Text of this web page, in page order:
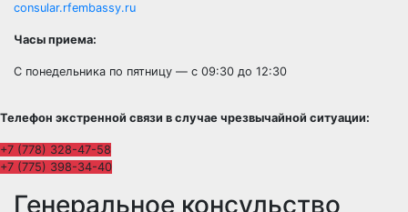
consular.rfembassy.ru
Часы приема:
С понедельника по пятницу — с 09:30 до 12:30
Телефон экстренной связи в случае чрезвычайной ситуации:
+7 (778) 328-47-58
+7 (775) 398-34-40
Генеральное консульство